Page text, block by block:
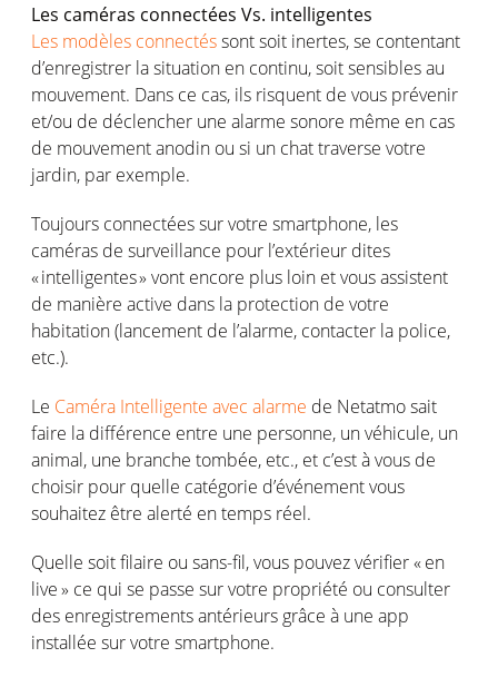
Les caméras connectées Vs. intelligentes
Les modèles connectéssontsoit inertes, se contentant
d’enregistrer la situation en continu,soitsensiblesau
mouvement. Dans ce cas, ils risquent de vous prévenir
et/ou de déclencher une alarme sonore même en cas
de mouvementanodin ou si un chat traverse votre
jardin, par exemple.
Toujours connectéessurvotre smartphone, les
caméras de surveillance pour l’extérieur dites
«intelligentes» vont encore plus loin etvousassistent
de manière active dans la protection de votre
habitation (lancement de l’alarme, contacter la police,
etc.).
Le Caméra Intelligente avec alarme de Netatmosait
faire la différence entre une personne, unvéhicule, un
animal, une branche tombée, etc., et c’estàvous de
choisir pour quelle catégorie d’événementvous
souhaitez être alerté entemps réel.
Quelle soitfilaire ou sans-fil,vous pouvezvérifier«en
live » ce qui se passe survotre propriété ou consulter
des enregistrementsantérieurs grâce à une app
installée survotre smartphone.